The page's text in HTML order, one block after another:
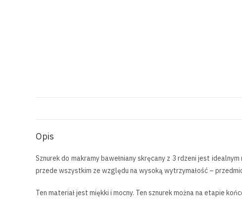
Opis
Sznurek do makramy bawełniany skręcany z 3 rdzeni jest
przede wszystkim ze względu na wysoką wytrzymałość –
Ten materiał jest miękki i mocny. Ten sznurek można na etapie